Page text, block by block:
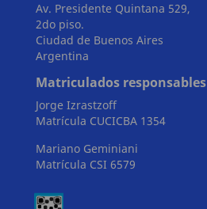
Av. Presidente Quintana 529,
2do piso.
Ciudad de Buenos Aires
Argentina
Matriculados responsables
Jorge Izrastzoff
Matrícula CUCICBA 1354
Mariano Geminiani
Matrícula CSI 6579